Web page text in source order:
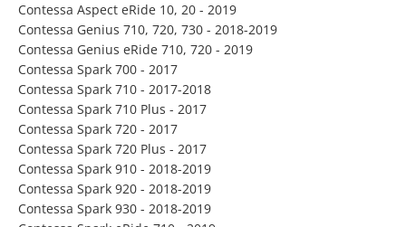
Contessa Aspect eRide 10, 20 - 2019
Contessa Genius 710, 720, 730 - 2018-2019
Contessa Genius eRide 710, 720 - 2019
Contessa Spark 700 - 2017
Contessa Spark 710 - 2017-2018
Contessa Spark 710 Plus - 2017
Contessa Spark 720 - 2017
Contessa Spark 720 Plus - 2017
Contessa Spark 910 - 2018-2019
Contessa Spark 920 - 2018-2019
Contessa Spark 930 - 2018-2019